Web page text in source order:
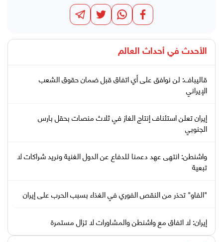
الأحدث في أحداث العالم
قاليباف: لن نوافق على أي اتفاق قبل ضمان حقوق الشعب
الإيراني
إيران تعلن استئناف إنتاج الغاز في ثلاث منصات بحقل بارس
الجنوبي
واشنطن: انتهى عهد دعمنا للدفاع عن الدول الغنية ونريد شراكات لا
تبعية
"الفاو" تحذر من النقص الفوري في الغذاء بسبب الحرب على إيران
إيران: لا اتفاق مع واشنطن والمشاورات لا تزال مستمرة